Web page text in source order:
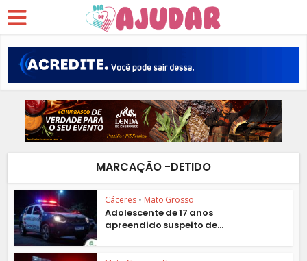
MARCAÇÃO -DETIDO
Cáceres • Mato Grosso
Adolescente de 17 anos
apreendido suspeito de...